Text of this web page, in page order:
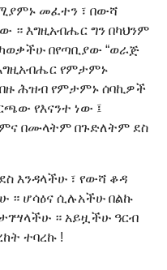
መፈተን ፣ በውሻ
። እግዚአብሔር ግን በካህንም
በየጣቢያው “ወራጅ
የምታምኑ
ሕዝብ የምታምኑ ሰባኪዎች
የእናንተ ነው ፤
በሙላትም በጉድለትም ደስ
እንዳላችሁ ፣ የውሻ ቆዳ
። ሆሳዕና ሲሉአችሁ በልኩ
። አይዟችሁ ዓርብ
ተባረኩ !